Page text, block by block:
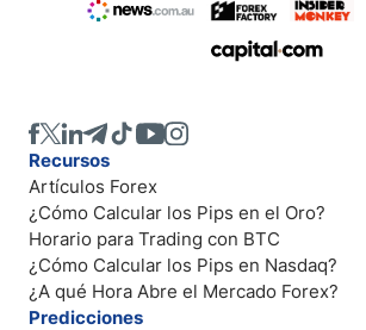
Recursos
Artículos Forex
¿Cómo Calcular los Pips en el Oro?
Horario para Trading con BTC
¿Cómo Calcular los Pips en Nasdaq?
¿A qué Hora Abre el Mercado Forex?
Predicciones